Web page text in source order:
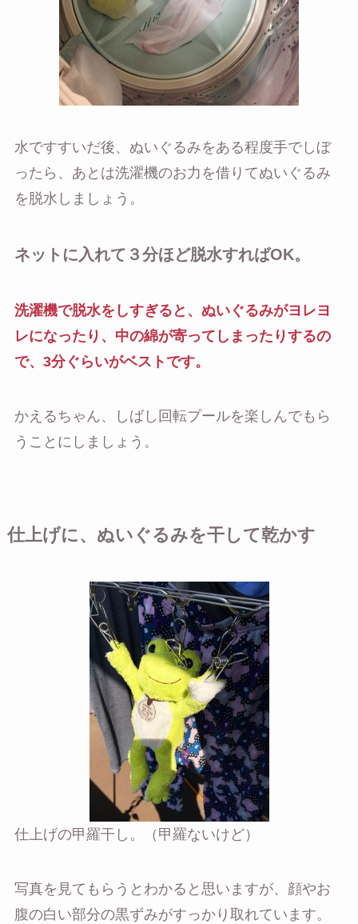
水ですすいだ後、ぬいぐるみをある程度手でしぼ
ったら、あとは洗濯機のお力を借りてぬいぐるみ
を脱水しましょう。
ネットに入れて３分ほど脱水すればOK。
洗濯機で脱水をしすぎると、ぬいぐるみがヨレヨ
レになったり、中の綿が寄ってしまったりするの
で、3分ぐらいがベストです。
かえるちゃん、しばし回転プールを楽しんでもら
うことにしましょう。
仕上げに、ぬいぐるみを干して乾かす
仕上げの甲羅干し。（甲羅ないけど）
写真を見てもらうとわかると思いますが、顔やお
腹の白い部分の黒ずみがすっかり取れています。